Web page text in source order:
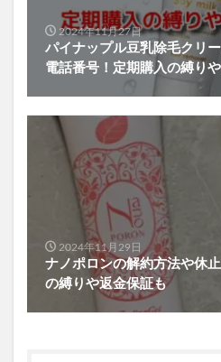
2024年11月27日
パイナップル豆乳除毛クリ
電話番号！定期購入の縛り
2024年11月29日
ナノポロンの解約方法や休
の縛りや返金保証も